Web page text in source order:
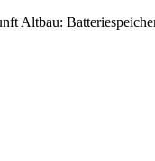
Altbau: